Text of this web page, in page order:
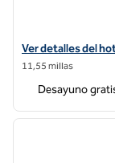
Ver detalles del
Ver detalles del
11,55 millas
Desayuno
1 de 12